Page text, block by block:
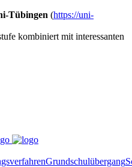
Tübingen (https://uni-
kombiniert mit interessanten
Grundschulübergang